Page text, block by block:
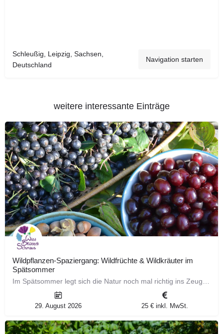
Schleußig, Leipzig, Sachsen,
Deutschland
Navigation starten
weitere interessante Einträge
Wildpflanzen-Spaziergang: Wildfrüchte & Wildkräuter im
Spätsommer
29. August 2026 25 € inkl. MwSt.